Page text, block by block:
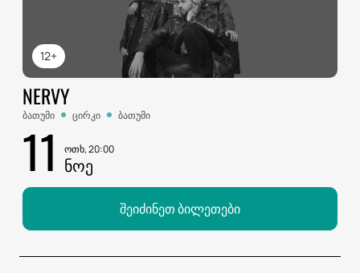
12+
NERVY
ბათუმი ცირკი ბათუმი
11 ოთხ, 20:00
ᲜᲝᲔ
შეიძინეთ ბილეთები